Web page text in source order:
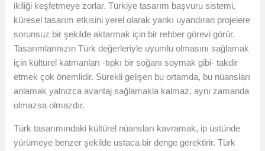
ikiliği keşfetmeye zorlar. Türkiye tasarım başvuru sistemi,
küresel tasarım etkisini yerel olarak yankı uyandıran projelere
sorunsuz bir şekilde aktarmak için bir rehber görevi görür.
Tasarımlarınızın Türk değerleriyle uyumlu olmasını sağlamak
için kültürel katmanları -tıpkı bir soğanı soymak gibi- takdir
etmek çok önemlidir. Sürekli gelişen bu ortamda, bu nüansları
anlamak yalnızca avantaj sağlamakla kalmaz, aynı zamanda
olmazsa olmazdır.
Türk tasarımındaki kültürel nüansları kavramak, ip üstünde
yürümeye benzer şekilde ustaca bir denge gerektirir. Türk